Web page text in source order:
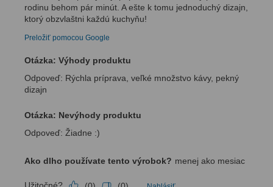
Powered by chaterimo